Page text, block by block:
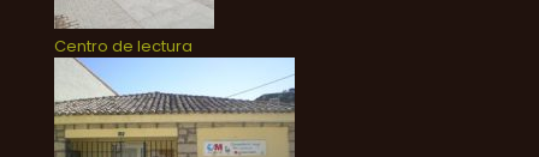
Centro de lectura